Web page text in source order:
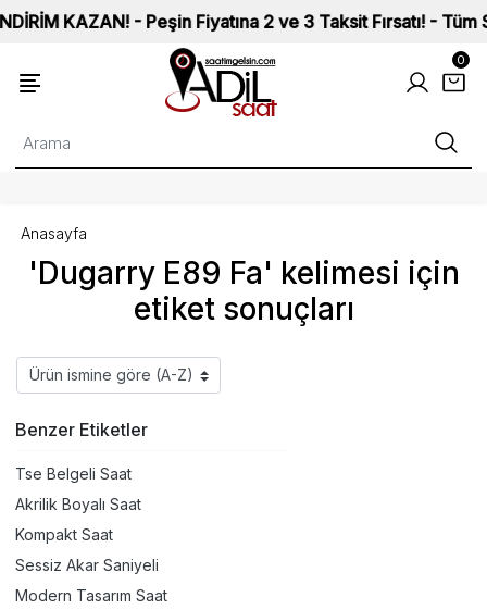
KAZAN! - Peşin Fiyatına 2 ve 3 Taksit Fırsatı! -
0
'Dugarry E89 Fa' kelimesi için
etiket sonuçları
Anasayfa
Benzer Etiketler
Tse Belgeli Saat
Akrilik Boyalı Saat
Kompakt Saat
Sessiz Akar Saniyeli
Modern Tasarım Saat